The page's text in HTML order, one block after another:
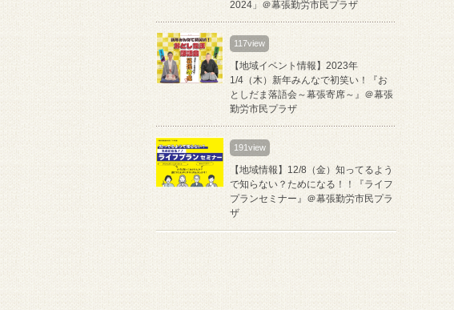
2024」＠幕張勤労市民プラザ
117view
【地域イベント情報】2023年
1/4（木）新年みんなで初笑い！『お
としだま落語会～幕張寄席～』＠幕張
勤労市民プラザ
191view
【地域情報】12/8（金）知ってるよう
で知らない？ためになる！！『ライフ
プランセミナー』＠幕張勤労市民プラ
ザ